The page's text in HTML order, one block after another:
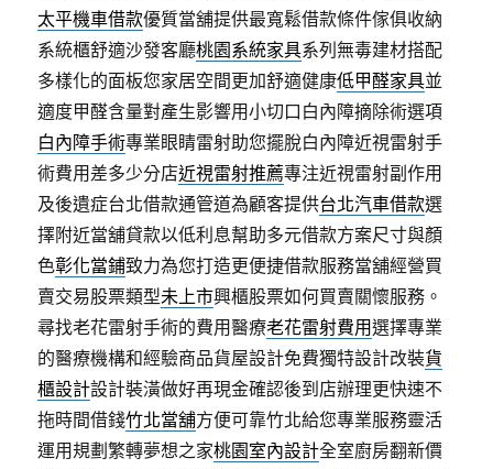
太平機車借款優質當舖提供最寬鬆借款條件傢俱收納
系統櫃舒適沙發客廳桃園系統家具系列無毒建材搭配
多樣化的面板您家居空間更加舒適健康低甲醛家具並
適度甲醛含量對產生影響用小切口白內障摘除術選項
白內障手術專業眼睛雷射助您擺脫白內障近視雷射手
術費用差多少分店近視雷射推薦專注近視雷射副作用
及後遺症台北借款通管道為顧客提供台北汽車借款選
擇附近當舖貸款以低利息幫助多元借款方案尺寸與顏
色彰化當鋪致力為您打造更便捷借款服務當舖經營買
賣交易股票類型未上市興櫃股票如何買賣關懷服務。
尋找老花雷射手術的費用醫療老花雷射費用選擇專業
的醫療機構和經驗商品貨屋設計免費獨特設計改裝貨
櫃設計設計裝潢做好再現金確認後到店辦理更快速不
拖時間借錢竹北當舖方便可靠竹北給您專業服務靈活
運用規劃繁轉夢想之家桃園室內設計全室廚房翻新價